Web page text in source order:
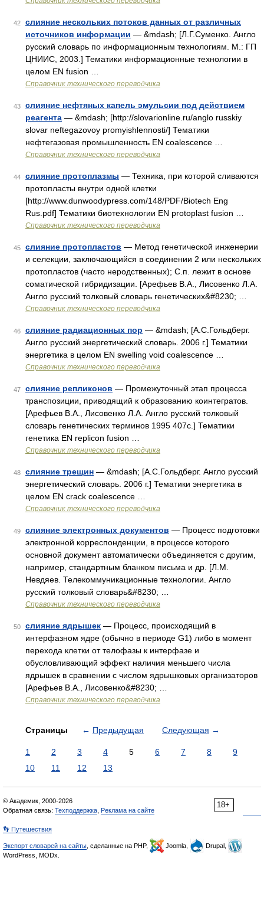
42
слияние нескольких потоков данных от различных
источников информации — &mdash; [Л.Г.Суменко. Англо
русский словарь по информационным технологиям. М.: ГП
ЦНИИС, 2003.] Тематики информационные технологии в
целом EN fusion …
Справочник технического переводчика
43
слияние нефтяных капель эмульсии под действием
реагента — &mdash; [http://slovarionline.ru/anglo russkiy
slovar neftegazovoy promyishlennosti/] Тематики
нефтегазовая промышленность EN coalescence …
Справочник технического переводчика
44 слияние протоплазмы — Техника, при которой сливаются
протопласты внутри одной клетки
[http://www.dunwoodypress.com/148/PDF/Biotech Eng
Rus.pdf] Тематики биотехнологии EN protoplast fusion …
Справочник технического переводчика
45 слияние протопластов — Метод генетической инженерии
и селекции, заключающийся в соединении 2 или нескольких
протопластов (часто неродственных); С.п. лежит в основе
соматической гибридизации. [Арефьев В.А., Лисовенко Л.А.
Англо русский толковый словарь генетических&#8230; …
Справочник технического переводчика
46 слияние радиационных пор — &mdash; [А.С.Гольдберг.
Англо русский энергетический словарь. 2006 г.] Тематики
энергетика в целом EN swelling void coalescence …
Справочник технического переводчика
47 слияние репликонов — Промежуточный этап процесса
транспозиции, приводящий к образованию коинтегратов.
[Арефьев В.А., Лисовенко Л.А. Англо русский толковый
словарь генетических терминов 1995 407с.] Тематики
генетика EN replicon fusion …
Справочник технического переводчика
48 слияние трещин — &mdash; [А.С.Гольдберг. Англо русский
энергетический словарь. 2006 г.] Тематики энергетика в
целом EN crack coalescence …
Справочник технического переводчика
49 слияние электронных документов — Процесс подготовки
электронной корреспонденции, в процессе которого
основной документ автоматически объединяется с другим,
например, стандартным бланком письма и др. [Л.М.
Невдяев. Телекоммуникационные технологии. Англо
русский толковый словарь&#8230; …
Справочник технического переводчика
50 слияние ядрышек — Процесс, происходящий в
интерфазном ядре (обычно в периоде G1) либо в момент
перехода клетки от телофазы к интерфазе и
обусловливающий эффект наличия меньшего числа
ядрышек в сравнении с числом ядрышковых организаторов
[Арефьев В.А., Лисовенко&#8230; …
Справочник технического переводчика
Страницы ← Предыдущая Следующая →
1 2 3 4 5 6 7 8
9
10
11 12 13
18+
© Академик, 2000-2026
Обратная связь: Техподдержка Реклама на сайте
👣 Путешествия
Экспорт словарей на сайты , сделанные на PHP, Joomla,
Drupal,
WordPress, MODx.